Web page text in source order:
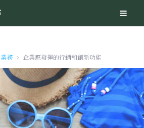
務 企業應發揮的行銷和創新功能